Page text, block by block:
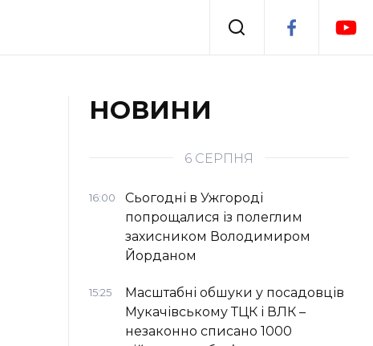
Події
НОВИНИ
6 СЕРПНЯ
16:00
Сьогодні в Ужгороді
попрощалися із полеглим
захисником Володимиром
Йорданом
15:25
Масштабні обшуки у посадовців
Мукачівському ТЦК і ВЛК –
незаконно списано 1000